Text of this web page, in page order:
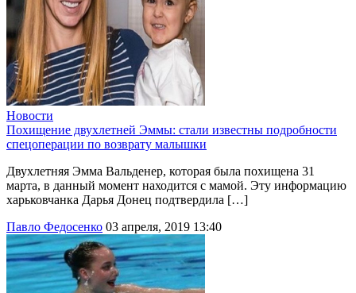
Новости
Похищение двухлетней Эммы: стали известны подробности
спецоперации по возврату малышки
Двухлетняя Эмма Вальденер, которая была похищена 31
марта, в данный момент находится с мамой. Эту информацию
харьковчанка Дарья Донец подтвердила […]
Павло Федосенко 03 апреля, 2019 13:40